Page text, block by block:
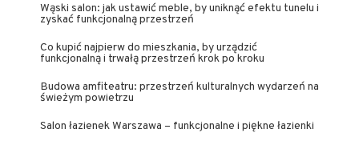
Wąski salon: jak ustawić meble, by uniknąć efektu tunelu i
zyskać funkcjonalną przestrzeń
Co kupić najpierw do mieszkania, by urządzić
funkcjonalną i trwałą przestrzeń krok po kroku
Budowa amfiteatru: przestrzeń kulturalnych wydarzeń na
świeżym powietrzu
Salon łazienek Warszawa – funkcjonalne i piękne łazienki